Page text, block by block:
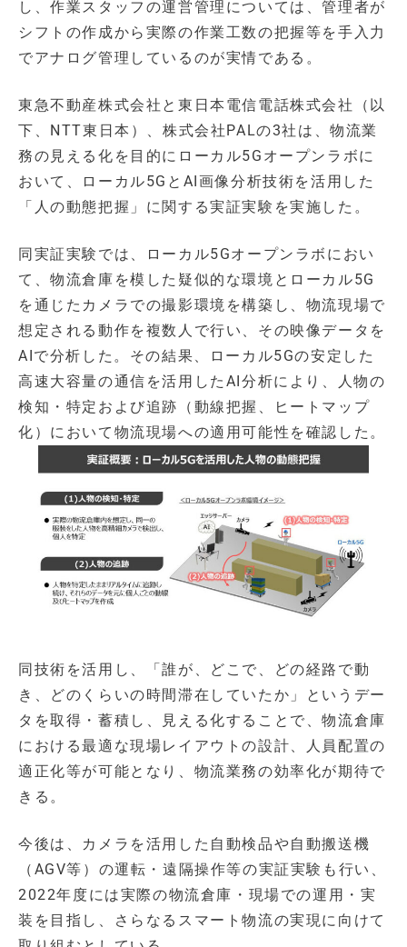
し、作業スタッフの運営管理については、管理者が
シフトの作成から実際の作業工数の把握等を手入力
でアナログ管理しているのが実情である。
東急不動産株式会社と東日本電信電話株式会社（以
下、NTT東日本）、株式会社PALの3社は、物流業
務の見える化を目的にローカル5Gオープンラボに
おいて、ローカル5GとAI画像分析技術を活用した
「人の動態把握」に関する実証実験を実施した。
同実証実験では、ローカル5Gオープンラボにおい
て、物流倉庫を模した疑似的な環境とローカル5G
を通じたカメラでの撮影環境を構築し、物流現場で
想定される動作を複数人で行い、その映像データを
AIで分析した。その結果、ローカル5Gの安定した
高速大容量の通信を活用したAI分析により、人物の
検知・特定および追跡（動線把握、ヒートマップ
化）において物流現場への適用可能性を確認した。
同技術を活用し、「誰が、どこで、どの経路で動
き、どのくらいの時間滞在していたか」というデー
タを取得・蓄積し、見える化することで、物流倉庫
における最適な現場レイアウトの設計、人員配置の
適正化等が可能となり、物流業務の効率化が期待で
きる。
今後は、カメラを活用した自動検品や自動搬送機
（AGV等）の運転・遠隔操作等の実証実験も行い、
2022年度には実際の物流倉庫・現場での運用・実
装を目指し、さらなるスマート物流の実現に向けて